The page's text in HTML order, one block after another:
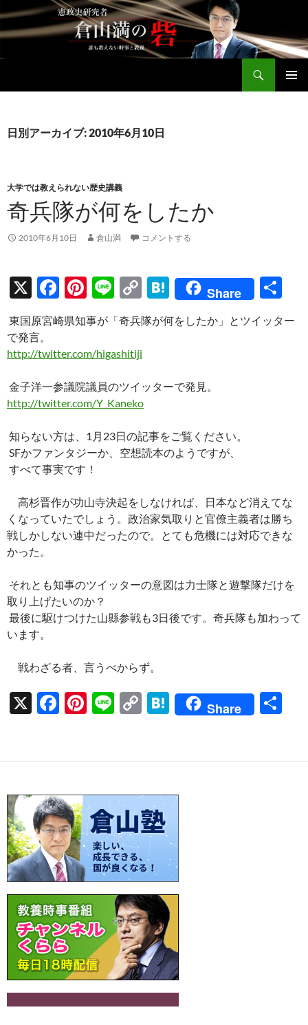
テ
ン
へ
ッ
日別アーカイブ: 2010年6月10日
大学では教えられない歴史講義
奇兵隊が何をしたか
2010年6月10日 倉山満 コメントする
X
F
ac
e
b
o
o
Pi
nt
er
es
t
Li
n
e
C
o
p
y
Li
n
H
at
e
Share
東国原宮崎県知事が「奇兵隊が何をしたか」とツイッター
で発言。
http://twitter.com/higashitiji
金子洋一参議院議員のツイッターで発見。
http://twitter.com/Y_Kaneko
知らない方は、1月23日の記事をご覧ください。
SFかファンタジーか、空想読本のようですが、
すべて事実です！
高杉晋作が功山寺決起をしなければ、日本など消えてな
くなっていたでしょう。政治家気取りと官僚主義者は勝ち
戦しかしない連中だったので。とても危機には対応できな
かった。
それとも知事のツイッターの意図は力士隊と遊撃隊だけを
取り上げたいのか？
最後に駆けつけた山縣参戦も3日後です。奇兵隊も加わって
います。
戦わざる者、言うべからず。
X
F
b
o
o
k
Pi
es
t
Li
C
y
Li
n
k
H
n
a
Share